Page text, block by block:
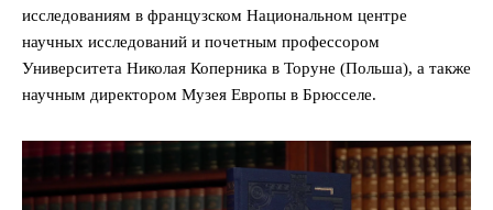
исследованиям в французском Национальном центре
научных исследований и почетным профессором
Университета Николая Коперника в Торуне (Польша), а также
научным директором Музея Европы в Брюсселе.